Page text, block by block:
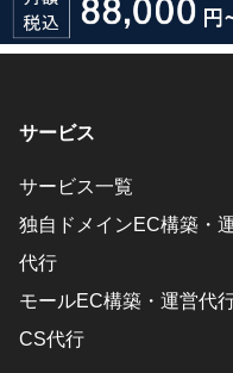
サービス
サービス一覧
独自ドメインEC構築・
代行
モールEC構築・運営代
CS代行